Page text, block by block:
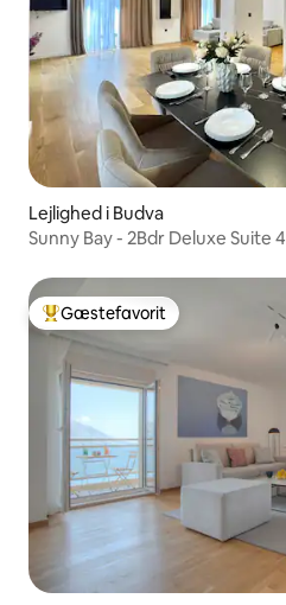
Lejlighed i Budva
Sunny Bay - 2Bdr Deluxe Suite 4
Bedste gæstefavorit
Gæstefavorit